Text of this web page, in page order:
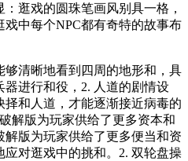
逛戏的圆珠笔画风别具一格，
中每个NPC都有奇特的故事布
清晰地看到四周的地形和，具
进行和役，2. 人道的剧情设
和人道，才能逐渐接近病毒的
解版为玩家供给了更多资本和
版为玩家供给了更多便当和资
对逛戏中的挑和。2. 双轮盘操